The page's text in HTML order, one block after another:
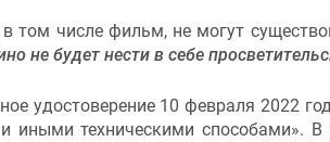
том числе фильм, не могут
не будет нести в себе
удостоверение 10 февраля 2022
иными техническими способами». В